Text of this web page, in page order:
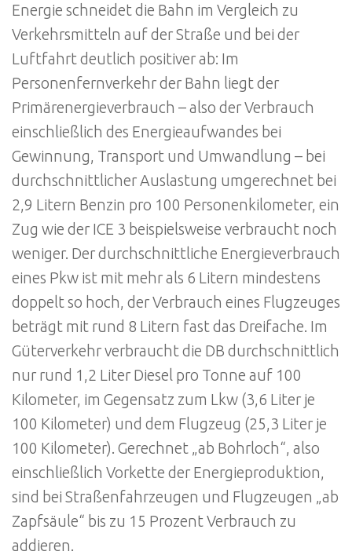
Energie schneidet die Bahn im Vergleich zu
Verkehrsmitteln auf der Straße und bei der
Luftfahrt deutlich positiver ab: Im
Personenfernverkehr der Bahn liegt der
Primärenergieverbrauch – also der Verbrauch
einschließlich des Energieaufwandes bei
Gewinnung, Transport und Umwandlung – bei
durchschnittlicher Auslastung umgerechnet bei
2,9 Litern Benzin pro 100 Personenkilometer, ein
Zug wie der ICE 3 beispielsweise verbraucht noch
weniger. Der durchschnittliche Energieverbrauch
eines Pkw ist mit mehr als 6 Litern mindestens
doppelt so hoch, der Verbrauch eines Flugzeuges
beträgt mit rund 8 Litern fast das Dreifache. Im
Güterverkehr verbraucht die DB durchschnittlich
nur rund 1,2 Liter Diesel pro Tonne auf 100
Kilometer, im Gegensatz zum Lkw (3,6 Liter je
100 Kilometer) und dem Flugzeug (25,3 Liter je
100 Kilometer). Gerechnet „ab Bohrloch“, also
einschließlich Vorkette der Energieproduktion,
sind bei Straßenfahrzeugen und Flugzeugen „ab
Zapfsäule“ bis zu 15 Prozent Verbrauch zu
addieren.